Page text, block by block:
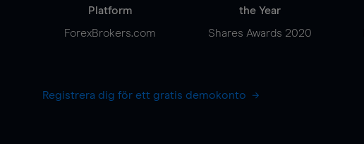
Platform
ForexBrokers.com
the Year
Shares Awards 2020
Registrera dig för ett gratis demokonto